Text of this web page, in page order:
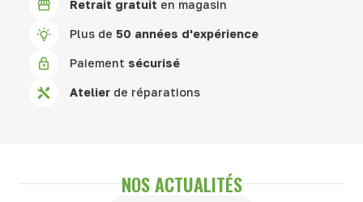
Retrait gratuit en magasin
Plus de 50 années d'expérience
Paiement sécurisé
Atelier de réparations
NOS ACTUALITÉS